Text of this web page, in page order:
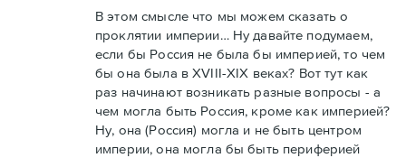
В этом смысле что мы можем сказать о
проклятии империи… Ну давайте подумаем,
если бы Россия не была бы империей, то чем
бы она была в XVIII-XIX веках? Вот тут как
раз начинают возникать разные вопросы - а
чем могла быть Россия, кроме как империей?
Ну, она (Россия) могла и не быть центром
империи, она могла бы быть периферией